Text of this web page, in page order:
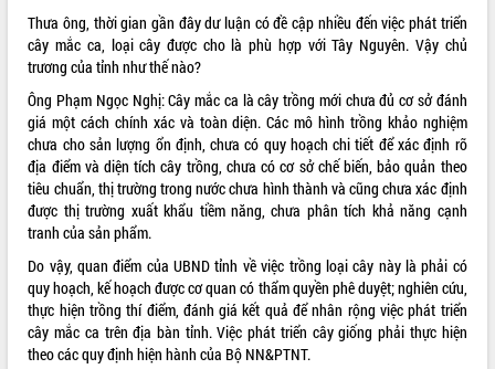
Trình diễn nghệ thuật chế biến các
món ăn từ sầu riêng
Đắk Lắk công bố Quy hoạch và xúc
tiến đầu tư tỉnh
Ngành cá ngừ Đắk Lắk chủ động thích
ứng để giữ vững thị trường xuất khẩu
Diễn đàn Kinh tế tư nhân Việt Nam đột
phá cơ chế - Hợp tác công tư
Đề án 06 tạo bước ngoặt đột phá trong
cải cách hành chính tỉnh Đắk Lắk
Kết nối tour, đẩy mạnh chuyển đổi số
để phát triển du lịch Đắk Lắk
Khởi động Dự án Đầu tư xây dựng hạ
tầng kỹ thuật Cụm công nghiệp Tân
Tiến
Thưa ông, thời gian gần đây dư luận có đề cập nhiều đến việc phát triển
cây mắc ca, loại cây được cho là phù hợp với Tây Nguyên. Vậy chủ
trương của tỉnh như thế nào?
Ông Phạm Ngọc Nghị: Cây mắc ca là cây trồng mới chưa đủ cơ sở đánh
giá một cách chính xác và toàn diện. Các mô hình trồng khảo nghiệm
chưa cho sản lượng ổn định, chưa có quy hoạch chi tiết để xác định rõ
địa điểm và diện tích cây trồng, chưa có cơ sở chế biến, bảo quản theo
tiêu chuẩn, thị trường trong nước chưa hình thành và cũng chưa xác định
được thị trường xuất khẩu tiềm năng, chưa phân tích khả năng cạnh
tranh của sản phẩm.
Do vậy, quan điểm của UBND tỉnh về việc trồng loại cây này là phải có
quy hoạch, kế hoạch được cơ quan có thẩm quyền phê duyệt; nghiên cứu,
thực hiện trồng thí điểm, đánh giá kết quả để nhân rộng việc phát triển
cây mắc ca trên địa bàn tỉnh. Việc phát triển cây giống phải thực hiện
theo các quy định hiện hành của Bộ NN&PTNT.